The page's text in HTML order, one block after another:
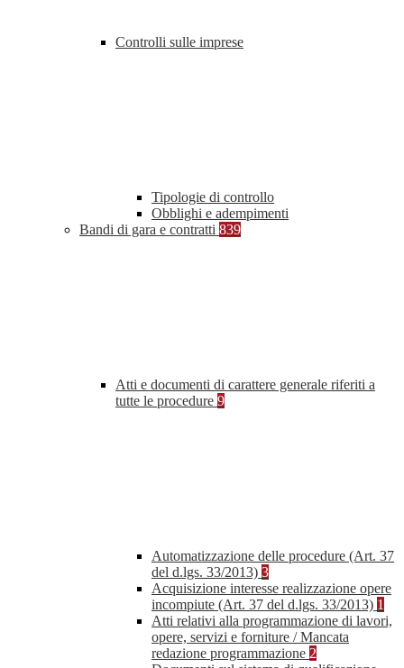
Controlli sulle imprese
Tipologie di controllo
Obblighi e adempimenti
Bandi di gara e contratti 839
Atti e documenti di carattere generale riferiti a
tutte le procedure 9
Automatizzazione delle procedure (Art. 37
del d.lgs. 33/2013) 3
Acquisizione interesse realizzazione opere
incompiute (Art. 37 del d.lgs. 33/2013) 1
Atti relativi alla programmazione di lavori,
opere, servizi e forniture / Mancata
redazione programmazione 2